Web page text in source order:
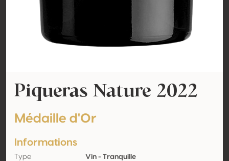
Piqueras Nature 2022
Médaille d'Or
Informations
Type Vin - Tranquille